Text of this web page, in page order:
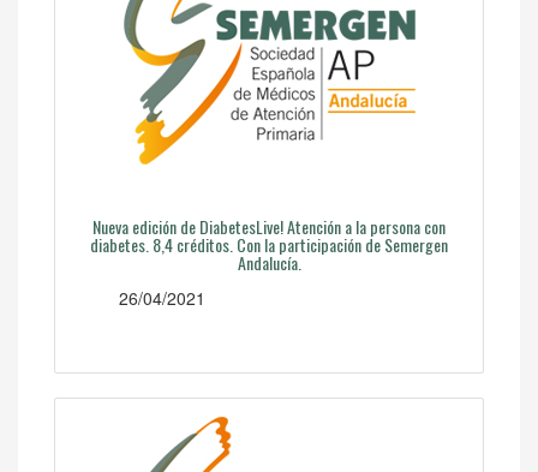
Nueva edición de DiabetesLive! Atención a la persona con
diabetes. 8,4 créditos. Con la participación de Semergen
Andalucía.
26/04/2021